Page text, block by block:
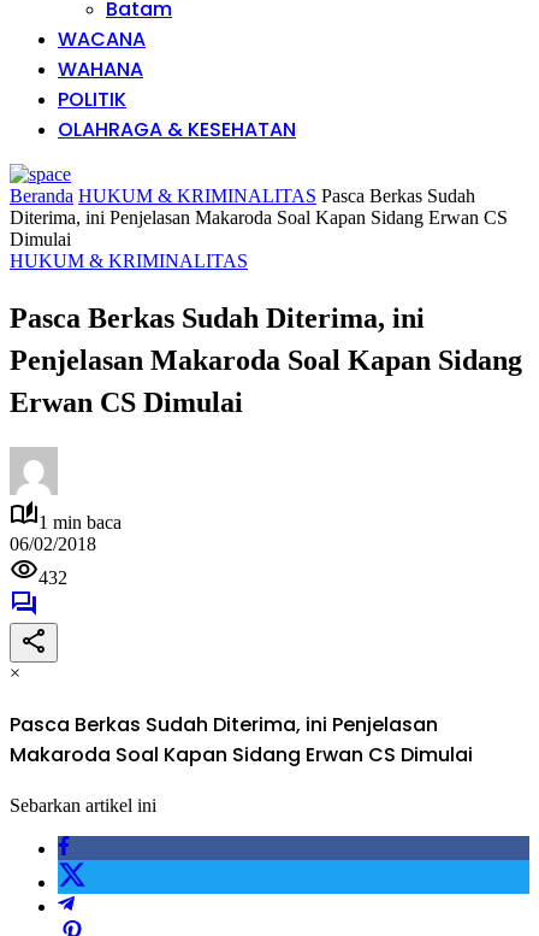
Batam
WACANA
WAHANA
POLITIK
OLAHRAGA & KESEHATAN
Beranda HUKUM & KRIMINALITAS Pasca Berkas Sudah
Diterima, ini Penjelasan Makaroda Soal Kapan Sidang Erwan CS
Dimulai
HUKUM & KRIMINALITAS
Pasca Berkas Sudah Diterima, ini
Penjelasan Makaroda Soal Kapan Sidang
Erwan CS Dimulai
1 min baca
06/02/2018
432
×
Pasca Berkas Sudah Diterima, ini Penjelasan
Makaroda Soal Kapan Sidang Erwan CS Dimulai
Sebarkan artikel ini